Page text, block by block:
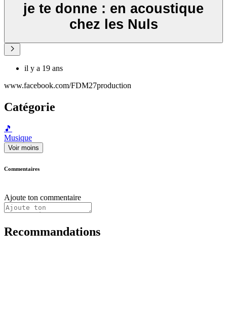
je te donne : en acoustique
chez les Nuls
il y a 19 ans
www.facebook.com/FDM27production
Catégorie
🎵
Musique
Voir moins
Commentaires
Ajoute ton commentaire
Recommandations